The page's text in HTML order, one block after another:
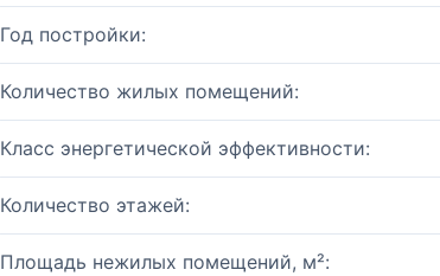
Год постройки:
Количество жилых помещений:
Класс энергетической эффективности:
Количество этажей:
Площадь нежилых помещений, м²: